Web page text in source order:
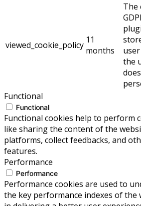
viewed_cookie_policy 11
months
The
the
Functional
Functional
Functional cookies help to perform
like sharing the content of the
platforms, collect feedbacks, and
features.
Performance
Performance
Performance cookies are used to
the key performance indexes of the